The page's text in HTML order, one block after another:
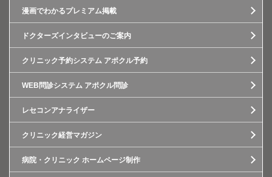
漫画でわかるプレミアム掲載
ドクターズインタビューのご案内
クリニック予約システム アポクル予約
WEB問診システム アポクル問診
レセコンアナライザー
クリニック経営マガジン
病院・クリニック ホームページ制作